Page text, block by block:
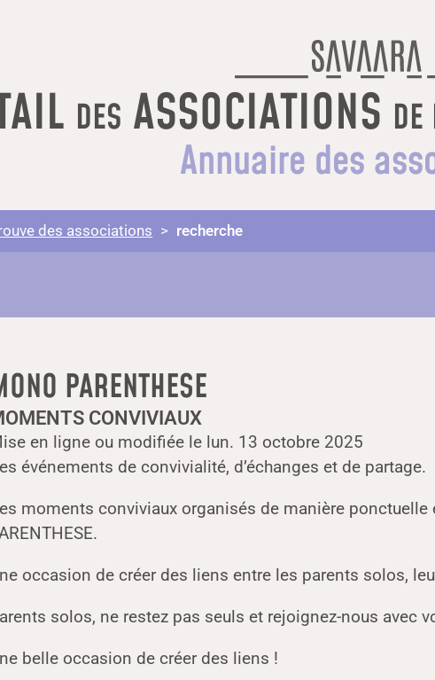
DES ASSOCIATIONS DE
Annuaire des
des associations recherche
PARENTHESE
CONVIVIAUX
en ligne ou modifiée le lun. 13 octobre 2025
événements de convivialité, d’échanges et de partage.
moments conviviaux organisés de manière ponctuelle
occasion de créer des liens entre les parents solos,
solos, ne restez pas seuls et rejoignez-nous avec
belle occasion de créer des liens !